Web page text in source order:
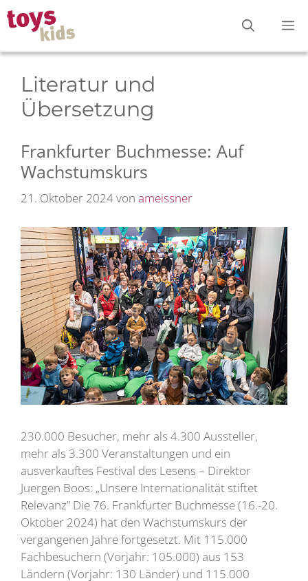
Zum
Inhalt
springen
Literatur und
Übersetzung
Frankfurter Buchmesse: Auf
Wachstumskurs
21. Oktober 2024von ameissner
230.000 Besucher, mehr als 4.300 Aussteller,
mehr als 3.300 Veranstaltungen und ein
ausverkauftes Festival des Lesens – Direktor
Juergen Boos: „Unsere Internationalität stiftet
Relevanz” Die 76. Frankfurter Buchmesse (16.-20.
Oktober 2024) hat den Wachstumskurs der
vergangenen Jahre fortgesetzt. Mit 115.000
Fachbesuchern (Vorjahr: 105.000) aus 153
Ländern (Vorjahr: 130 Länder) und 115.000